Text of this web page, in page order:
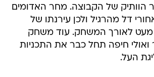
הוותיק של הקבוצה. מחר האדומים
דל מהרגיל ולכן עירנתו של
לאורך המשחק. עוד משחק
ואולי חיפה תחל כבר את התכניות
העל.